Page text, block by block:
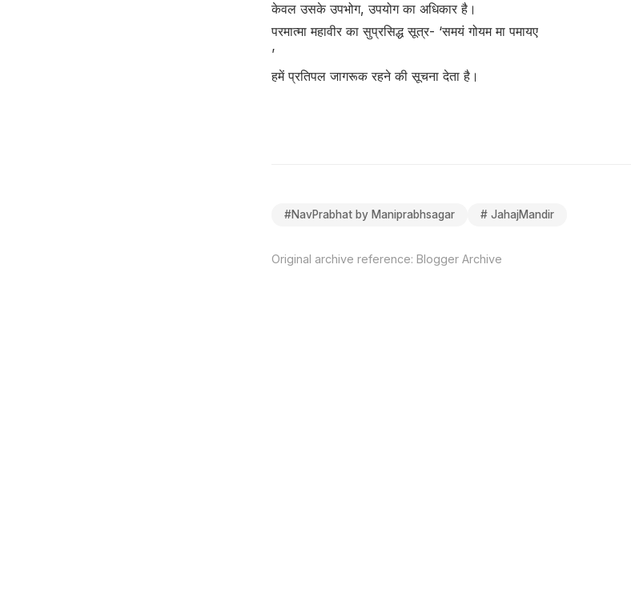
केवल उसके उपभोग, उपयोग का अधिकार है।
परमात्मा महावीर का सुप्रसिद्ध सूत्र- ‘समयं गोयम मा पमायए
’
हमें प्रतिपल जागरूक रहने की सूचना देता है।
#NavPrabhat by Maniprabhsagar # JahajMandir
Original archive reference:Blogger Archive